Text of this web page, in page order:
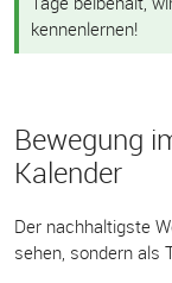
kennenlernen!
Bewegung
Kalender
Der nachhaltigste
sehen, sondern als